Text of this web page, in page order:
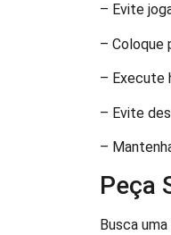
– Evite
– Coloque
– Execute
– Evite
–
Peça
Busca